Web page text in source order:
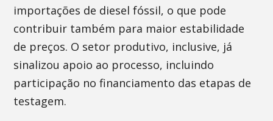
importações de diesel fóssil, o que pode
contribuir também para maior estabilidade
de preços. O setor produtivo, inclusive, já
sinalizou apoio ao processo, incluindo
participação no financiamento das etapas de
testagem.